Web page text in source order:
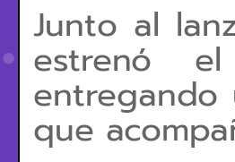
Junto al
estrenó el
entregando
que